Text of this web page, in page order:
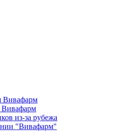
Вивафарм
Вивафарм
из-за рубежа
"Вивафарм"